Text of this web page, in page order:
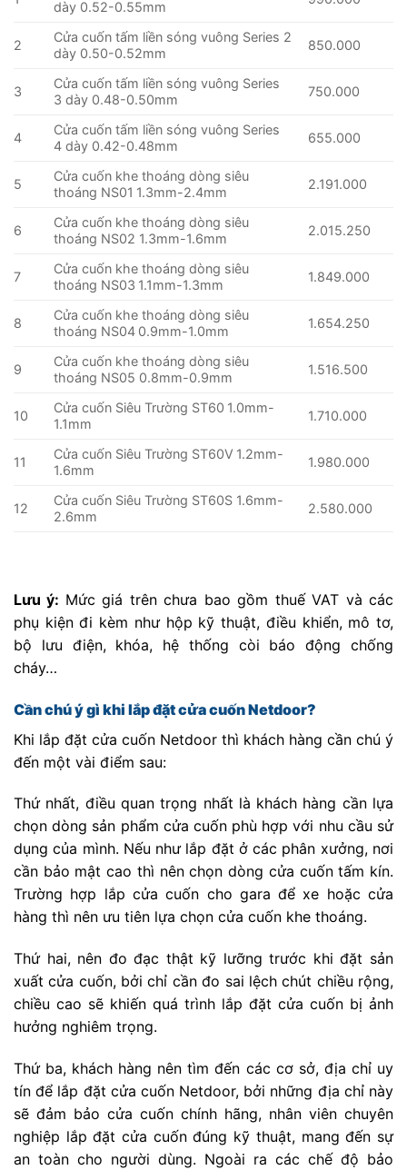
dày 0.52-0.55mm
2
Cửa cuốn tấm liền sóng vuông Series 2
dày 0.50-0.52mm
850.000
3
Cửa cuốn tấm liền sóng vuông Series
3 dày 0.48-0.50mm
750.000
4
Cửa cuốn tấm liền sóng vuông Series
4 dày 0.42-0.48mm
655.000
5
Cửa cuốn khe thoáng dòng siêu
thoáng NS01 1.3mm-2.4mm
2.191.000
6
Cửa cuốn khe thoáng dòng siêu
thoáng NS02 1.3mm-1.6mm
2.015.250
7
Cửa cuốn khe thoáng dòng siêu
thoáng NS03 1.1mm-1.3mm
1.849.000
8
Cửa cuốn khe thoáng dòng siêu
thoáng NS04 0.9mm-1.0mm
1.654.250
9
Cửa cuốn khe thoáng dòng siêu
thoáng NS05 0.8mm-0.9mm
1.516.500
10
Cửa cuốn Siêu Trường ST60 1.0mm-
1.1mm
1.710.000
11
Cửa cuốn Siêu Trường ST60V 1.2mm-
1.6mm
1.980.000
12
Cửa cuốn Siêu Trường ST60S 1.6mm-
2.6mm
2.580.000
Lưu ý: Mức giá trên chưa bao gồm thuế VAT và các
phụ kiện đi kèm như hộp kỹ thuật, điều khiển, mô tơ,
bộ lưu điện, khóa, hệ thống còi báo động chống
cháy…
Cần chú ý gì khi lắp đặt cửa cuốn Netdoor?
Khi lắp đặt cửa cuốn Netdoor thì khách hàng cần chú ý
đến một vài điểm sau:
Thứ nhất, điều quan trọng nhất là khách hàng cần lựa
chọn dòng sản phẩm cửa cuốn phù hợp với nhu cầu sử
dụng của mình. Nếu như lắp đặt ở các phân xưởng, nơi
cần bảo mật cao thì nên chọn dòng cửa cuốn tấm kín.
Trường hợp lắp cửa cuốn cho gara để xe hoặc cửa
hàng thì nên ưu tiên lựa chọn cửa cuốn khe thoáng.
Thứ hai, nên đo đạc thật kỹ lưỡng trước khi đặt sản
xuất cửa cuốn, bởi chỉ cần đo sai lệch chút chiều rộng,
chiều cao sẽ khiến quá trình lắp đặt cửa cuốn bị ảnh
hưởng nghiêm trọng.
Thứ ba, khách hàng nên tìm đến các cơ sở, địa chỉ uy
tín để lắp đặt cửa cuốn Netdoor, bởi những địa chỉ này
sẽ đảm bảo cửa cuốn chính hãng, nhân viên chuyên
nghiệp lắp đặt cửa cuốn đúng kỹ thuật, mang đến sự
an toàn cho người dùng. Ngoài ra các chế độ bảo